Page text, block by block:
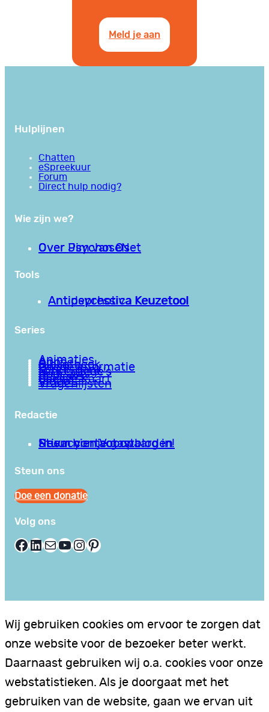
Meld je aan
Hulplijnen
Chatten
eSpreekuur
Forum
Direct hulp nodig?
Wie zijn we?
Over PsychoseNet
Over Jim van Os
Tools
Antipsychotica Keuzetool
Antidepressiva Keuzetool
Series
Animaties
Apps
Bibliotheek
Goede informatie
Kennisbank
Mini college’s
Podcasts
Reviews
Sociale Kaart
Video’s
Vragenlijsten
Redactie
Privacy en Voorwaarden
Stuur hier je gastblog in!
Neem contact op
Steun ons
Doe een donatie
Volg ons
Facebook LinkedIn E-mail YouTube InstagramPinterest
Wij gebruiken cookies om ervoor te zorgen dat
onze website voor de bezoeker beter werkt.
Daarnaast gebruiken wij o.a. cookies voor onze
webstatistieken. Als je doorgaat met het
gebruiken van de website, gaan we ervan uit